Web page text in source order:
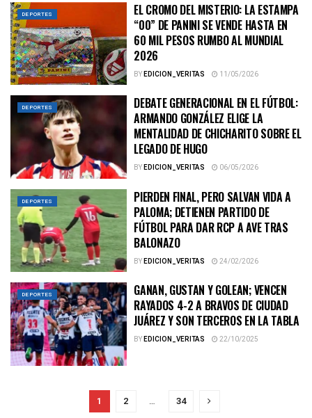
DEPORTES
EL CROMO DEL MISTERIO: LA ESTAMPA
“00” DE PANINI SE VENDE HASTA EN
60 MIL PESOS RUMBO AL MUNDIAL
2026
BYEDICION_VERITAS 11/05/2026
DEPORTES
DEBATE GENERACIONAL EN EL FÚTBOL:
ARMANDO GONZÁLEZ ELIGE LA
MENTALIDAD DE CHICHARITO SOBRE EL
LEGADO DE HUGO
BYEDICION_VERITAS 06/05/2026
DEPORTES
PIERDEN FINAL, PERO SALVAN VIDA A
PALOMA; DETIENEN PARTIDO DE
FÚTBOL PARA DAR RCP A AVE TRAS
BALONAZO
BYEDICION_VERITAS 24/02/2026
DEPORTES
GANAN, GUSTAN Y GOLEAN; VENCEN
RAYADOS 4-2 A BRAVOS DE CIUDAD
JUÁREZ Y SON TERCEROS EN LA TABLA
BYEDICION_VERITAS 22/10/2025
1 2 … 34